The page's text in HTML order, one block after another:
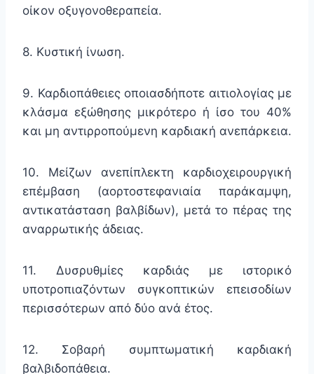
οίκον οξυγονοθεραπεία.
8. Κυστική ίνωση.
9. Καρδιοπάθειες οποιασδήποτε αιτιολογίας με
κλάσμα εξώθησης μικρότερο ή ίσο του 40%
και μη αντιρροπούμενη καρδιακή ανεπάρκεια.
10. Μείζων ανεπίπλεκτη καρδιοχειρουργική
επέμβαση (αορτοστεφανιαία παράκαμψη,
αντικατάσταση βαλβίδων), μετά το πέρας της
αναρρωτικής άδειας.
11. Δυσρυθμίες καρδιάς με ιστορικό
υποτροπιαζόντων συγκοπτικών επεισοδίων
περισσότερων από δύο ανά έτος.
12. Σοβαρή συμπτωματική καρδιακή
βαλβιδοπάθεια.